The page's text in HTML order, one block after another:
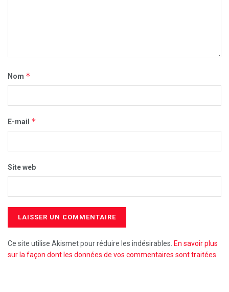
Nom *
E-mail *
Site web
Ce site utilise Akismet pour réduire les indésirables. En savoir plus
sur la façon dont les données de vos commentaires sont traitées.